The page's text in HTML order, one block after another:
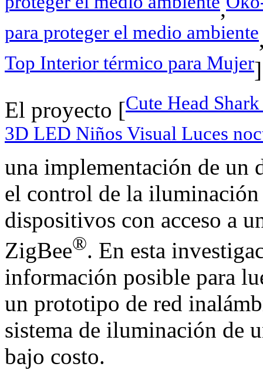
,
para proteger el medio ambiente
Top Interior térmico para Mujer
El proyecto [Cute Head
3D LED Niños Visual Luces
una implementación de un
el control de la
dispositivos con acceso a
ZigBee®. En esta
información posible para
un prototipo de red
sistema de iluminación de
bajo costo.